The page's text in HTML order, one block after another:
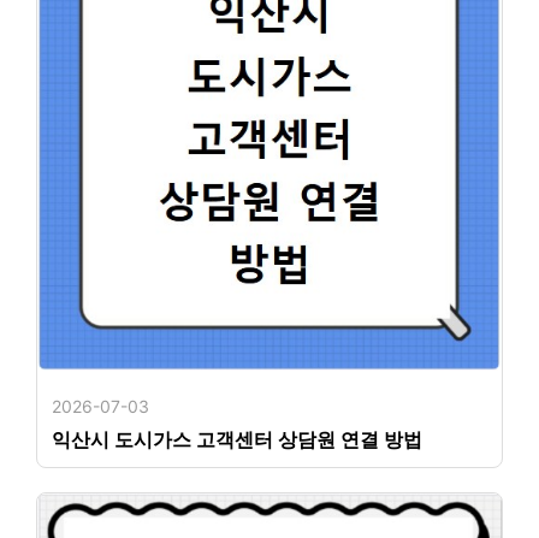
2026-07-03
익산시 도시가스 고객센터 상담원 연결 방법